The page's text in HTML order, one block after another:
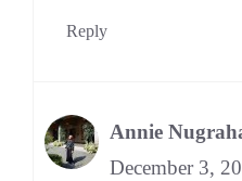
Reply
Annie
December 3,